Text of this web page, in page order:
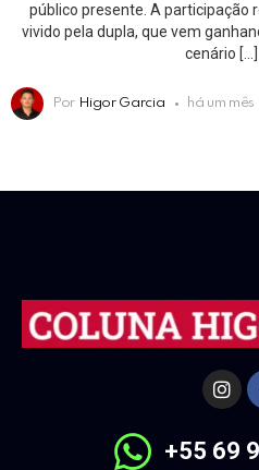
público presente. A participação
vivido pela dupla, que vem
cenário […]
Por Higor Garcia há um mês
+55 69